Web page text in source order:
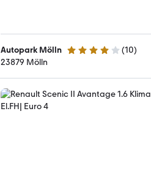
Autopark Mölln 4 Sterne (10)
23879 Mölln